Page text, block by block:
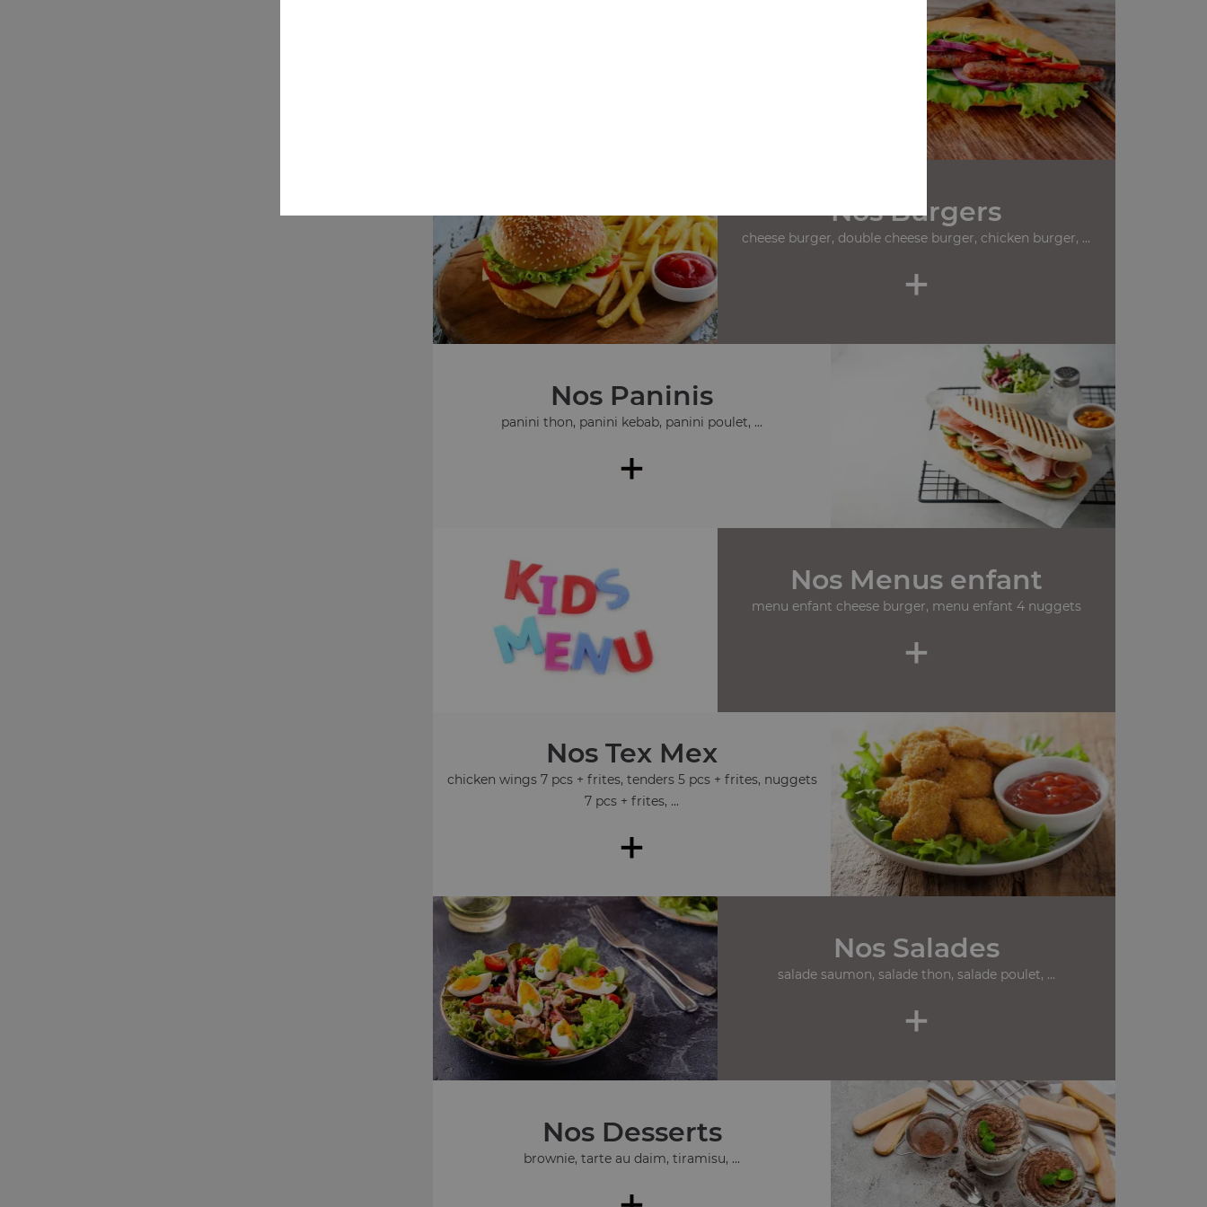
Nos Burgers
cheese burger, double cheese burger, chicken burger, ...
+
Nos Paninis
panini thon, panini kebab, panini poulet, ...
+
Nos Menus enfant
menu enfant cheese burger, menu enfant 4 nuggets
+
Nos Tex Mex
chicken wings 7 pcs + frites, tenders 5 pcs + frites, nuggets
7 pcs + frites, ...
+
Nos Salades
salade saumon, salade thon, salade poulet, ...
+
Nos Desserts
brownie, tarte au daim, tiramisu, ...